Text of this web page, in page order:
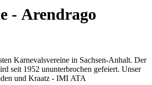
- Arendrago
Karnevalsvereine in Sachsen-Anhalt. Der
seit 1952 ununterbrochen gefeiert. Unser
und Kraatz - IMI ATA